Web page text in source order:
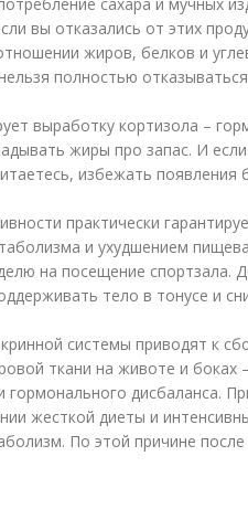
вы отказались от этих
жиров, белков и
полностью
выработку кортизола –
жиры про запас. И
избежать появления
практически
и ухудшением
на посещение спортзала.
тело в тонусе и
системы приводят к
ткани на животе и боках
дисбаланса.
жесткой диеты и
По этой причине после